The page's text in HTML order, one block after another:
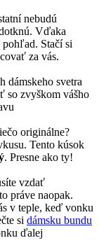
nebudú
Vďaka
Stačí si
za vás.
dámskeho svetra
so zvyškom vášho
originálne?
Tento kúsok
. Presne ako ty!
vzdať
práve naopak.
v teple, keď vonku
si dámsku bundu
ďalej